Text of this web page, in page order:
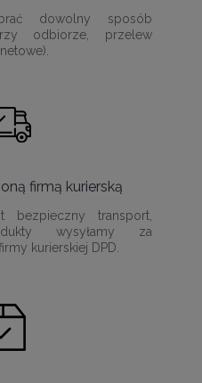
dowolny sposób
odbiorze, przelew
firmą kurierską
transport,
wysyłamy za
kurierskiej DPD.